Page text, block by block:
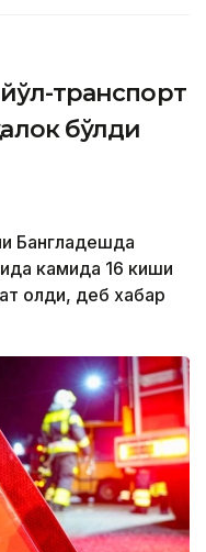
транспорт
бўлди
Бангладешда
камида 16 киши
олди, деб хабар